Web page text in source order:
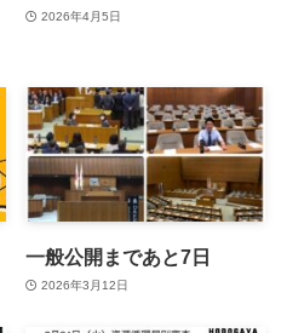
2026年4月5日
一般公開まであと7日
2026年3月12日